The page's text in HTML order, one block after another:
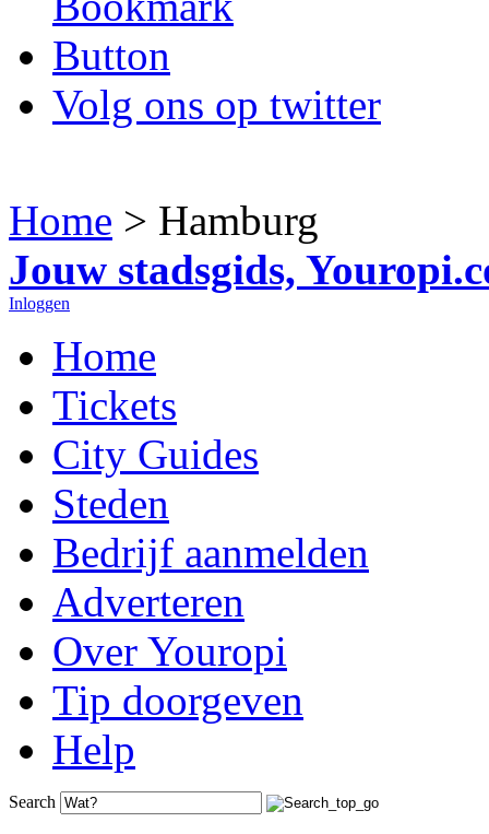
Volg ons op twitter
Home > Hamburg
Jouw stadsgids,
Inloggen
Home
Tickets
City Guides
Steden
Bedrijf aanmelden
Adverteren
Over Youropi
Tip doorgeven
Help
Search